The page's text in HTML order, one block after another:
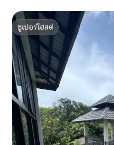
ซูเปอร์โฮสต์
ซูเปอร์โฮสต์